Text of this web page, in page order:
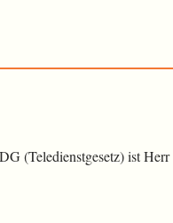
(Teledienstgesetz) ist Herr